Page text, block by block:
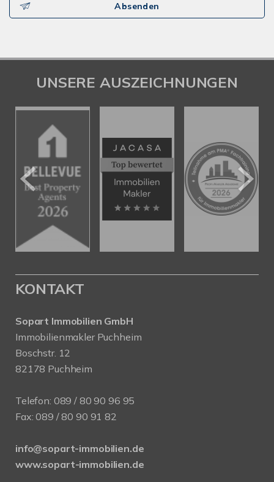
Absenden
UNSERE AUSZEICHNUNGEN
KONTAKT
Sopart Immobilien GmbH
Immobilienmakler Puchheim
Boschstr. 12
82178 Puchheim
Telefon: 089 / 80 90 96 95
Fax: 089 / 80 90 91 82
info@sopart-immobilien.de
www.sopart-immobilien.de